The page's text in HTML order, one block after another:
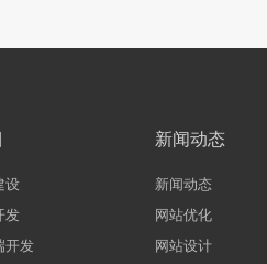
设
发
开发
新闻动态
新闻动态
网站优化
网站设计